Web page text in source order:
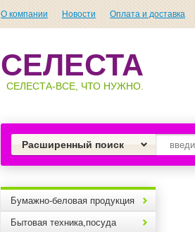
О компании Новости Оплата и доставка
СЕЛЕСТА
СЕЛЕСТА-ВСЕ, ЧТО НУЖНО.
Расширенный поиск
Бумажно-беловая продукция
Бытовая техника,посуда